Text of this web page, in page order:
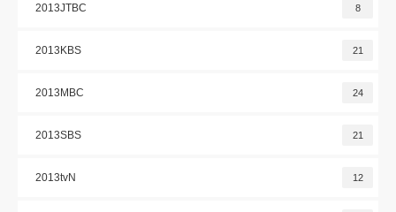
2013JTBC 8
2013KBS 21
2013MBC 24
2013SBS 21
2013tvN 12